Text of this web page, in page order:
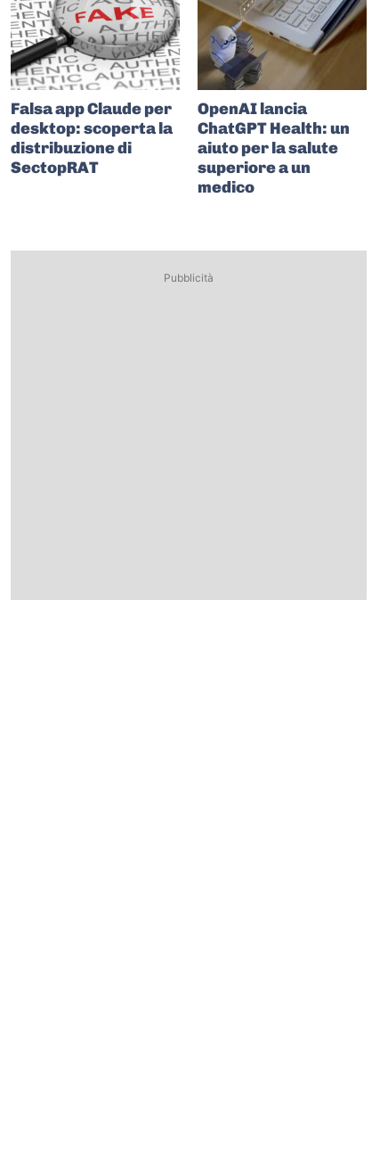
Falsa app Claude per
desktop: scoperta la
distribuzione di
SectopRAT
OpenAI lancia
ChatGPT Health: un
aiuto per la salute
superiore a un
medico
Pubblicità